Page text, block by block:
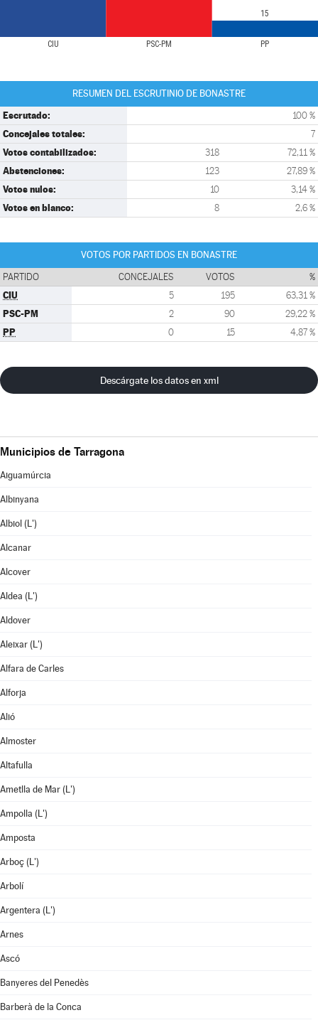
CIU PSC-PM PP
15
RESUMEN DEL ESCRUTINIO DE BONASTRE
Escrutado: 100 %
Concejales totales: 7
Votos contabilizados: 318 72,11 %
Abstenciones: 123 27,89 %
Votos nulos: 10 3,14 %
Votos en blanco: 8 2,6 %
VOTOS POR PARTIDOS EN BONASTRE
PARTIDO CONCEJALES VOTOS %
CIU 5 195 63,31 %
PSC-PM 2 90 29,22 %
PP 0 15 4,87 %
Descárgate los datos en xml
Municipios de Tarragona
Aiguamúrcia
Albinyana
Albiol (L')
Alcanar
Alcover
Aldea (L')
Aldover
Aleixar (L')
Alfara de Carles
Alforja
Alió
Almoster
Altafulla
Ametlla de Mar (L')
Ampolla (L')
Amposta
Arboç (L')
Arbolí
Argentera (L')
Arnes
Ascó
Banyeres del Penedès
Barberà de la Conca